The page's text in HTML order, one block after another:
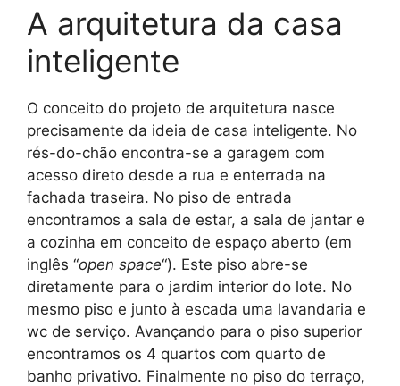
A arquitetura da casa
inteligente
O conceito do projeto de arquitetura nasce
precisamente da ideia de casa inteligente. No
rés-do-chão encontra-se a garagem com
acesso direto desde a rua e enterrada na
fachada traseira. No piso de entrada
encontramos a sala de estar, a sala de jantar e
a cozinha em conceito de espaço aberto (em
inglês “open space“). Este piso abre-se
diretamente para o jardim interior do lote. No
mesmo piso e junto à escada uma lavandaria e
wc de serviço. Avançando para o piso superior
encontramos os 4 quartos com quarto de
banho privativo. Finalmente no piso do terraço,